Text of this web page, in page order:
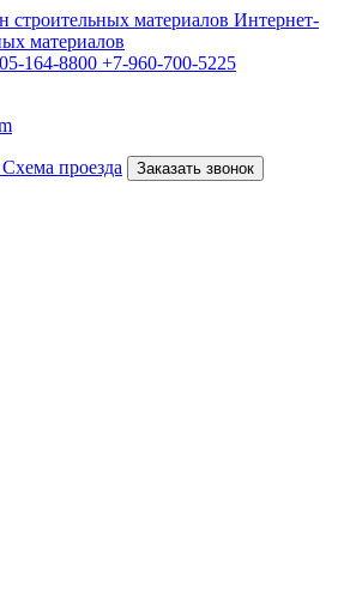
Интернет-
материалов
164-8800 +7-960-700-5225
Схема проезда Заказать звонок